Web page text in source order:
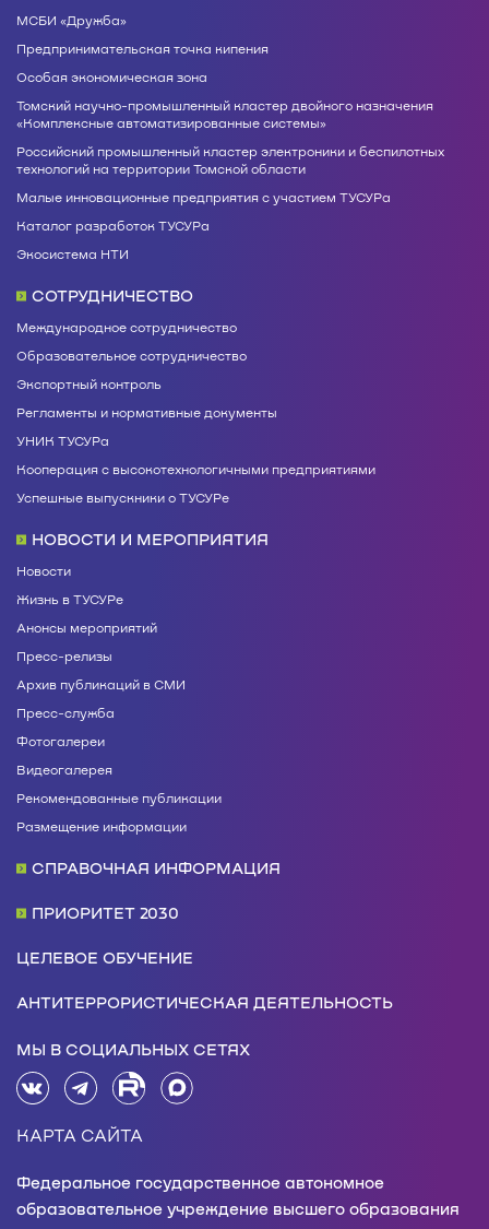
МСБИ «Дружба»
Предпринимательская точка кипения
Особая экономическая зона
Томский научно-промышленный кластер двойного назначения
«Комплексные автоматизированные системы»
Российский промышленный кластер электроники и беспилотных
технологий на территории Томской области
Малые инновационные предприятия с участием ТУСУРа
Каталог разработок ТУСУРа
Экосистема НТИ
СОТРУДНИЧЕСТВО
Международное сотрудничество
Образовательное сотрудничество
Экспортный контроль
Регламенты и нормативные документы
УНИК ТУСУРа
Кооперация с высокотехнологичными предприятиями
Успешные выпускники о ТУСУРе
НОВОСТИ И МЕРОПРИЯТИЯ
Новости
Жизнь в ТУСУРе
Анонсы мероприятий
Пресс-релизы
Архив публикаций в СМИ
Пресс-служба
Фотогалереи
Видеогалерея
Рекомендованные публикации
Размещение информации
СПРАВОЧНАЯ ИНФОРМАЦИЯ
ПРИОРИТЕТ 2030
ЦЕЛЕВОЕ ОБУЧЕНИЕ
АНТИТЕРРОРИСТИЧЕСКАЯ ДЕЯТЕЛЬНОСТЬ
МЫ В СОЦИАЛЬНЫХ СЕТЯХ
КАРТА САЙТА
Федеральное государственное автономное
образовательное учреждение высшего образования